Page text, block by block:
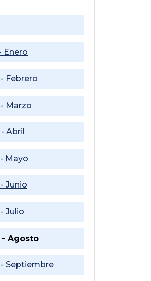
Enero
Febrero
Marzo
Abril
Mayo
Junio
Julio
- Agosto
Septiembre